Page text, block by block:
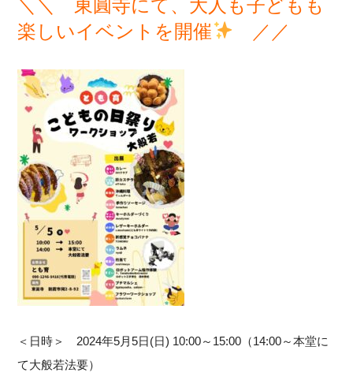
＼＼ 東圓寺にて、大人も子どもも
楽しいイベントを開催 ／／
＜日時＞ 2024年5月5日(日) 10:00～15:00（14:00～本堂に
て大般若法要）